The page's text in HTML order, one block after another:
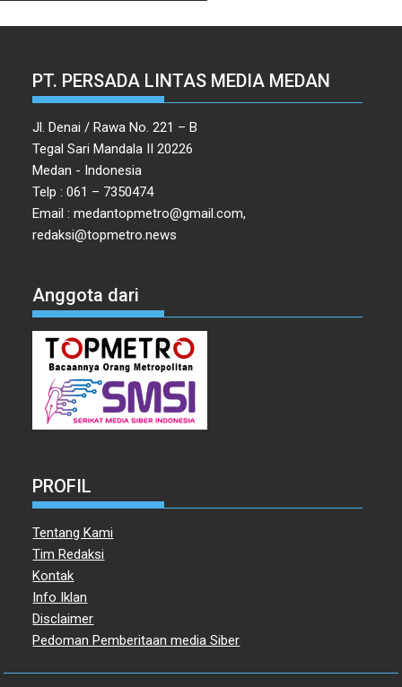
PT. PERSADA LINTAS MEDIA MEDAN
Jl. Denai / Rawa No. 221 – B
Tegal Sari Mandala II 20226
Medan - Indonesia
Telp : 061 – 7350474
Email : medantopmetro@gmail.com,
redaksi@topmetro.news
Anggota dari
PROFIL
Tentang Kami
Tim Redaksi
Kontak
Info Iklan
Disclaimer
Pedoman Pemberitaan media Siber